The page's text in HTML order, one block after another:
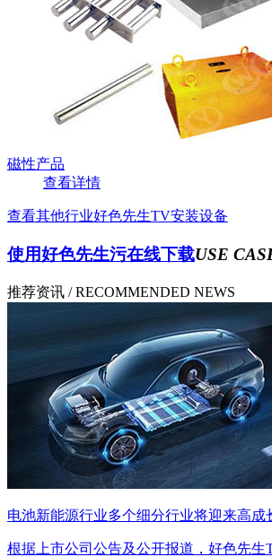
磁性产品
查看详情
查看其他行业好色先生TV安装设备
使用好色先生污在线下载USE
推荐资讯 / RECOMMENDED NEWS
电池新能源行业多个细分行业将迎来高成
根据上市公司公告及公开报道，好色先生